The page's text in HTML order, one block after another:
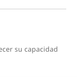
su capacidad